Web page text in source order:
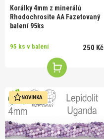
Korálky 4mm z minerálů
Rhodochrosite AA Fazetovaný
balení 95ks
95 ks v balení 250 Kč
NOVINKA